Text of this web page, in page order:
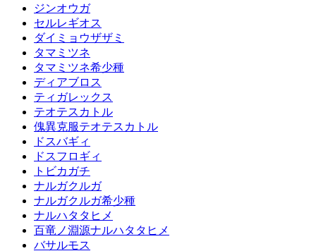
ジンオウガ
セルレギオス
ダイミョウザザミ
タマミツネ
タマミツネ希少種
ディアブロス
ティガレックス
テオテスカトル
傀異克服テオテスカトル
ドスバギィ
ドスフロギィ
トビカガチ
ナルガクルガ
ナルガクルガ希少種
ナルハタタヒメ
百竜ノ淵源ナルハタタヒメ
バサルモス